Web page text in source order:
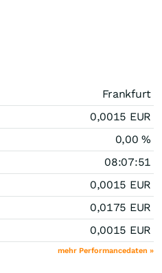
Frankfurt
0,0015 EUR
0,00%
08:07:51
0,0015 EUR
0,0175 EUR
0,0015 EUR
mehr Performancedaten »